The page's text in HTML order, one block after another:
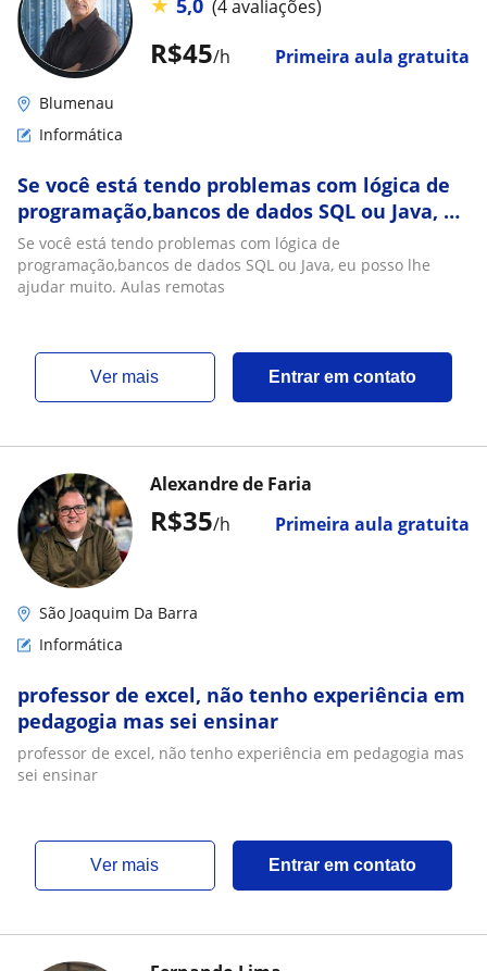
R$45/h Primeira aula gratuita
5,0 (4 avaliações)
Blumenau
Informática
Se você está tendo problemas com lógica de
programação,bancos de dados SQL ou Java, eu
posso lhe ajudar muito
Se você está tendo problemas com lógica de
programação,bancos de dados SQL ou Java, eu posso lhe
ajudar muito. Aulas remotas
ver mais Entrar em contato
R$35/h Primeira aula gratuita
Alexandre de Faria
São Joaquim Da Barra
Informática
professor de excel, não tenho experiência em
pedagogia mas sei ensinar
professor de excel, não tenho experiência em pedagogia mas
sei ensinar
ver mais Entrar em contato